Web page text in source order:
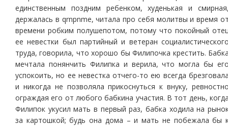
единственным поздним ребенком, худенькая и
держалась в qrnpnme, читала про себя молитвы и время
времени робким полушепотом, потому что покойный
ее невестки был партийный и ветеран
труда, говорила, что хорошо бы Филипочка крестить.
мечтала понянчить Филипка и верила, что могла бы
успокоить, но ее невестка отчего-то ею всегда
и никогда не позволяла прикоснуться к внуку,
ограждая его от любого бабкина участия. В тот день,
Филипок укусил мать в первый раз, бабка ходила на
за картошкой; будь она дома – и мать не побежала бы